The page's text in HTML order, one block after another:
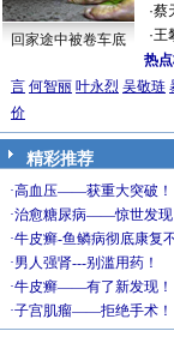
回家途中被卷车底
·蔡
·王
热点
言 何智丽 叶永烈 吴敬琏
价
精彩推荐